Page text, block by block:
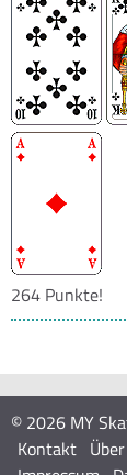
264 Punkte!
© 2026 MY
Kontakt